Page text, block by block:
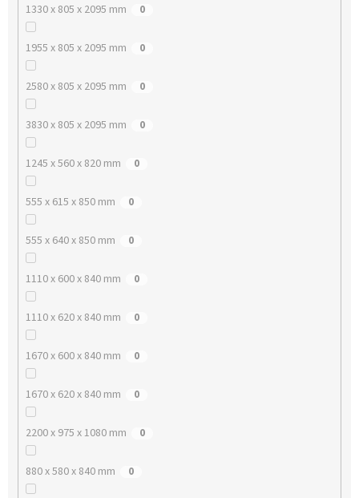
1330 x 805 x 2095 mm 0
1955 x 805 x 2095 mm 0
2580 x 805 x 2095 mm 0
3830 x 805 x 2095 mm 0
1245 x 560 x 820 mm 0
555 x 615 x 850 mm 0
555 x 640 x 850 mm 0
1110 x 600 x 840 mm 0
1110 x 620 x 840 mm 0
1670 x 600 x 840 mm 0
1670 x 620 x 840 mm 0
2200 x 975 x 1080 mm 0
880 x 580 x 840 mm 0